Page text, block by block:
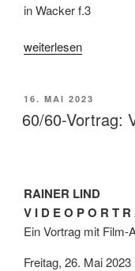
in Wacker f.3
„60/60-
IV“
weiterlesen
VERÖFFENTLICHT
AM
16. MAI 2023
60/60-Vortrag:
RAINER LIND
V I D E O P O R T
Ein Vortrag mit Film-
Freitag, 26. Mai 2023